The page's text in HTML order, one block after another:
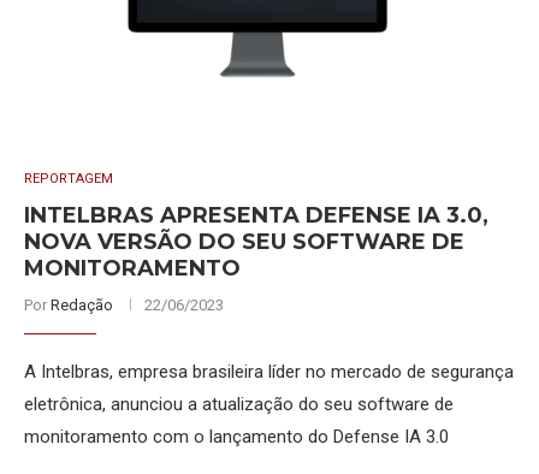
REPORTAGEM
INTELBRAS APRESENTA DEFENSE IA 3.0,
NOVA VERSÃO DO SEU SOFTWARE DE
MONITORAMENTO
Por Redação 22/06/2023
A Intelbras, empresa brasileira líder no mercado de segurança
eletrônica, anunciou a atualização do seu software de
monitoramento com o lançamento do Defense IA 3.0